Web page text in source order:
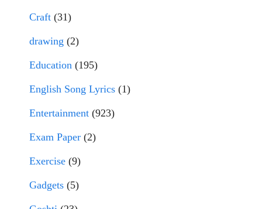
Craft (31)
drawing (2)
Education (195)
English Song Lyrics (1)
Entertainment (923)
Exam Paper (2)
Exercise (9)
Gadgets (5)